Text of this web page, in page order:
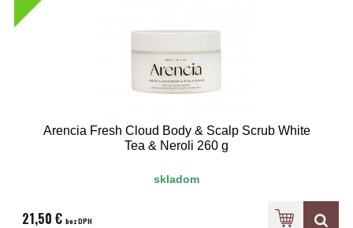
Arencia Fresh Cloud Body & Scalp Scrub White
Tea & Neroli 260 g
skladom
21,50 € bez DPH